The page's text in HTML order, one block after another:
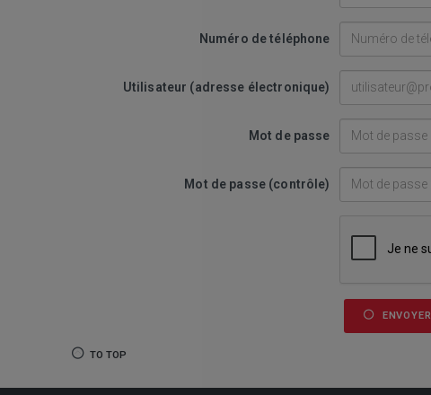
Numéro de téléphone
Utilisateur (adresse électronique)
Mot de passe
Mot de passe (contrôle)
ENVOYER
TO TOP